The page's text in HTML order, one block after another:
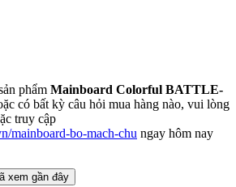
phẩm Mainboard Colorful BATTLE-
có bất kỳ câu hỏi mua hàng nào, vui lòng
truy cập
mainboard-bo-mach-chu ngay hôm nay
xem gần đây